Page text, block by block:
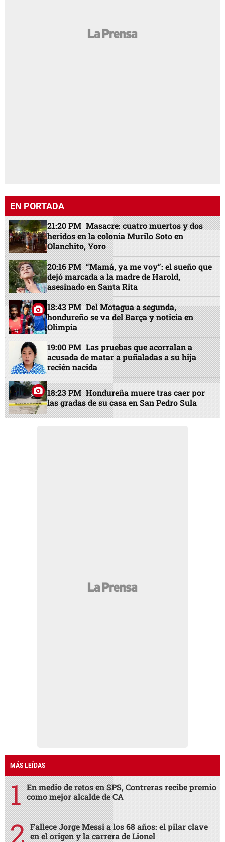
EN PORTADA
21:20 PM Masacre: cuatro muertos y dos
heridos en la colonia Murilo Soto en
Olanchito, Yoro
20:16 PM “Mamá, ya me voy”: el sueño que
dejó marcada a la madre de Harold,
asesinado en Santa Rita
18:43 PM Del Motagua a segunda,
hondureño se va del Barça y noticia en
Olimpia
19:00 PM Las pruebas que acorralan a
acusada de matar a puñaladas a su hija
recién nacida
18:23 PM Hondureña muere tras caer por
las gradas de su casa en San Pedro Sula
MÁS LEÍDAS
En medio de retos en SPS, Contreras recibe premio
como mejor alcalde de CA
Fallece Jorge Messi a los 68 años: el pilar clave
en el origen y la carrera de Lionel